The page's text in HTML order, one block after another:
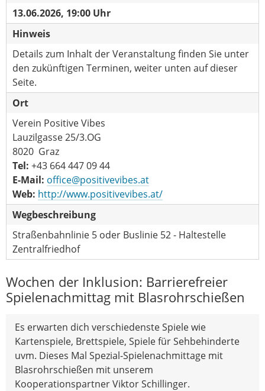
13.06.2026, 19:00 Uhr
Hinweis
Details zum Inhalt der Veranstaltung finden Sie unter
den zukünftigen Terminen, weiter unten auf dieser
Seite.
Ort
Verein Positive Vibes
Lauzilgasse 25/3.OG
8020 Graz
Tel: +43 664 447 09 44
E-Mail: office@positivevibes.at
Web: http://www.positivevibes.at/
Wegbeschreibung
Straßenbahnlinie 5 oder Buslinie 52 - Haltestelle
Zentralfriedhof
Wochen der Inklusion: Barrierefreier
Spielenachmittag mit Blasrohrschießen
Es erwarten dich verschiedenste Spiele wie
Kartenspiele, Brettspiele, Spiele für Sehbehinderte
uvm. Dieses Mal Spezial-Spielenachmittage mit
Blasrohrschießen mit unserem
Kooperationspartner Viktor Schillinger.